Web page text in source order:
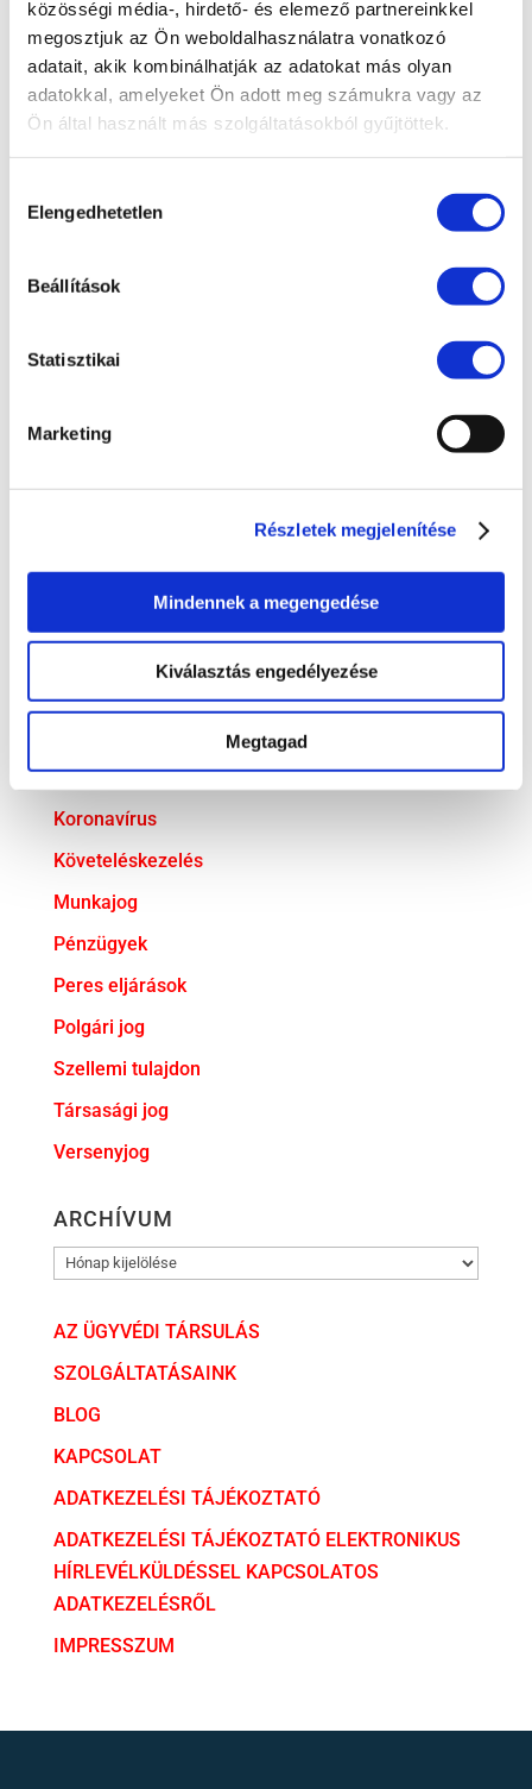
közösségi média-, hirdető- és elemező partnereinkkel
megosztjuk az Ön weboldalhasználatra vonatkozó
adatait, akik kombinálhatják az adatokat más olyan
adatokkal, amelyeket Ön adott meg számukra vagy az
Ön által használt más szolgáltatásokból gyűjtöttek.
kiválasztása
Elengedhetetlen
Beállítások
Statisztikai
Marketing
Részletek megjelenítése
Mindennek a megengedése
Kiválasztás engedélyezése
Megtagad
előadása a PP Konferencián
Előadás a Cseh-Magyar Üzleti Klubban
Partner ügyvédünk is részt vett a svéd–magyar
üzleti kapcsolatok fennállásának 30. évfordulója
alkalmából rendezett ünnepségen
részt a 2025-ös Liaoning · Kínai–Európai
KATEGÓRIA
Adatvédelem
Bejelentővédelem
Fogyasztóvédelem
Irodai hírek
Koronavírus
Követeléskezelés
Munkajog
Pénzügyek
Peres eljárások
Polgári jog
Szellemi tulajdon
Társasági jog
Versenyjog
ARCHÍVUM
ARCHÍVUM
AZ ÜGYVÉDI TÁRSULÁS
SZOLGÁLTATÁSAINK
BLOG
KAPCSOLAT
ADATKEZELÉSI TÁJÉKOZTATÓ
ADATKEZELÉSI TÁJÉKOZTATÓ ELEKTRONIKUS
HÍRLEVÉLKÜLDÉSSEL KAPCSOLATOS
ADATKEZELÉSRŐL
IMPRESSZUM